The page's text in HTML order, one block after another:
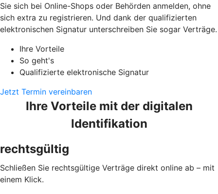
Sie sich bei Online-Shops oder Behörden anmelden, ohne
sich extra zu registrieren. Und dank der qualifizierten
elektronischen Signatur unterschreiben Sie sogar Verträge.
Ihre Vorteile
So geht's
Qualifizierte elektronische Signatur
Jetzt Termin vereinbaren
Ihre Vorteile mit der digitalen
Identifikation
rechtsgültig
Schließen Sie rechtsgültige Verträge direkt online ab – mit
einem Klick.